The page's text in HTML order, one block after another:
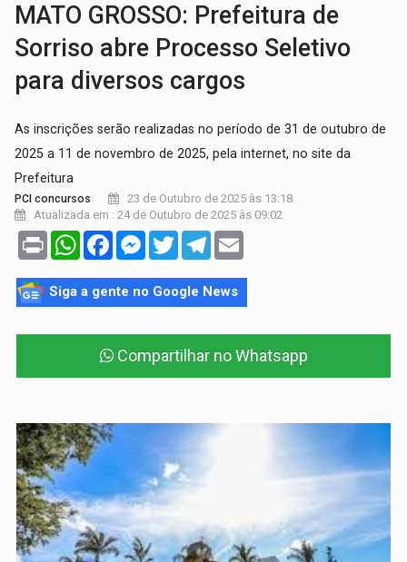
MATO GROSSO: Prefeitura de
Sorriso abre Processo Seletivo
para diversos cargos
As inscrições serão realizadas no período de 31 de outubro de
2025 a 11 de novembro de 2025, pela internet, no site da
Prefeitura
PCI concursos
23 de Outubro de 2025 às 13:18
Atualizada em : 24 de Outubro de 2025 às 09:02
Print WhatsAppFacebookMessenger
TwitterTelegram
Siga a gente no Google News
Compartilhar no Whatsapp